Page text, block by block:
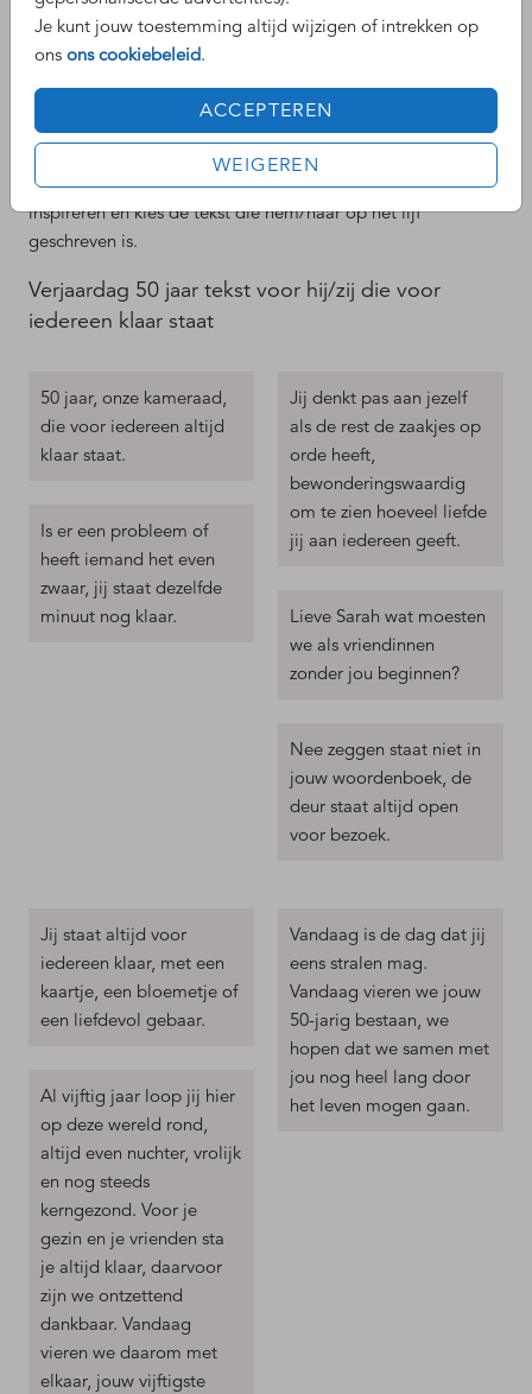
Je kunt jouw toestemming altijd wijzigen of intrekken op
ons ons cookiebeleid.
ACCEPTEREN
WEIGEREN
persoonlijkheid
Jullie Abraham of Sarah is er natuurlijk eentje uniek in
zijn/haar soort. Daarom hebben we ons best gedaan om
zoveel mogelijk 50 jaar teksten te verzamelen die aansluiten
bij verschillende persoonlijkheden en interesses. Laat je
inspireren en kies de tekst die hem/haar op het lijf
geschreven is.
Verjaardag 50 jaar tekst voor hij/zij die voor
iedereen klaar staat
50 jaar, onze kameraad,
die voor iedereen altijd
klaar staat.
Is er een probleem of
heeft iemand het even
zwaar, jij staat dezelfde
minuut nog klaar.
Jij denkt pas aan jezelf
als de rest de zaakjes op
orde heeft,
bewonderingswaardig
om te zien hoeveel liefde
jij aan iedereen geeft.
Lieve Sarah wat moesten
we als vriendinnen
zonder jou beginnen?
Nee zeggen staat niet in
jouw woordenboek, de
deur staat altijd open
voor bezoek.
Jij staat altijd voor
iedereen klaar, met een
kaartje, een bloemetje of
een liefdevol gebaar.
Al vijftig jaar loop jij hier
op deze wereld rond,
altijd even nuchter, vrolijk
en nog steeds
kerngezond. Voor je
gezin en je vrienden sta
je altijd klaar, daarvoor
zijn we ontzettend
dankbaar. Vandaag
vieren we daarom met
elkaar, jouw vijftigste
Vandaag is de dag dat jij
eens stralen mag.
Vandaag vieren we jouw
50-jarig bestaan, we
hopen dat we samen met
jou nog heel lang door
het leven mogen gaan.